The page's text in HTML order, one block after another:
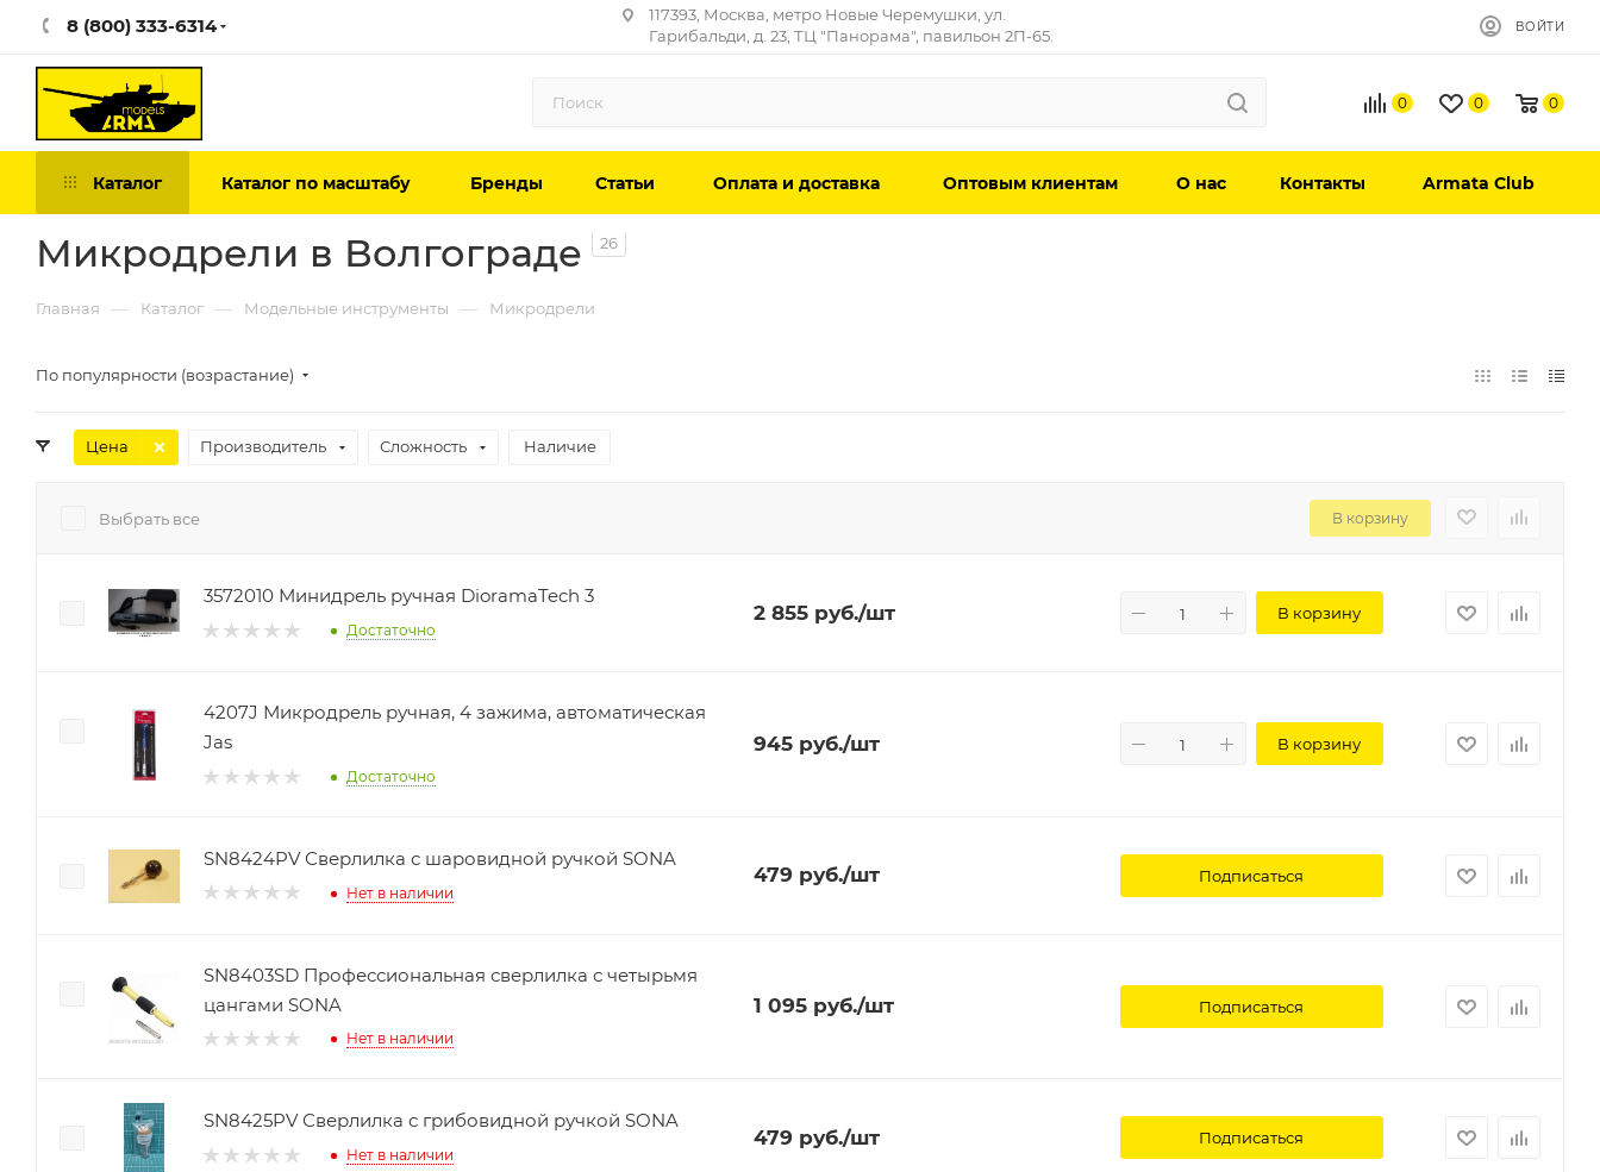
8 (800) 333-6314
117393, Москва, метро Новые Черемушки, ул.
Гарибальди, д. 23, ТЦ "Панорама", павильон 2П-65.
ВОЙТИ
0 0 0
Каталог Каталог по масштабу Бренды Статьи Оплата и доставка Оптовым клиентам О нас Контакты Armata Club
Микродрели в Волгограде 26
Главная — Каталог — Модельные инструменты — Микродрели
По популярности (возрастание)
Цена Производитель Сложность Наличие
Выбрать все В корзину
3572010 Минидрель ручная DioramaTech 3
Достаточно
2 855руб./шт В корзину
4207J Микродрель ручная, 4 зажима, автоматическая
Jas
Достаточно
945руб./шт В корзину
SN8424PV Сверлилка с шаровидной ручкой SONA
Нет в наличии
479руб./шт Подписаться
SN8403SD Профессиональная сверлилка с четырьмя
цангами SONA
Нет в наличии
1 095руб./шт Подписаться
SN8425PV Сверлилка с грибовидной ручкой SONA
Нет в наличии
479руб./шт Подписаться